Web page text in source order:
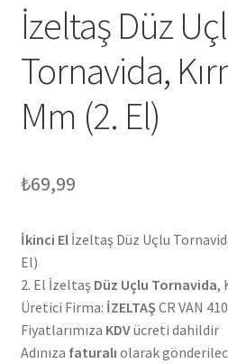
İzeltaş Düz
Tornavida,
Mm (2. El)
₺69,99
İkinci Elİzeltaş Düz Uçlu
El)
2. El İzeltaş Düz Uçlu Tornavida,
Üretici Firma: İZELTAŞ CR VAN
Fiyatlarımıza KDVücreti dahildir
Adınıza faturalı olarak